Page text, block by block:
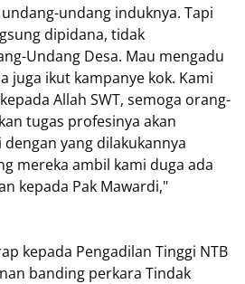
undang induknya. Tapi
dipidana, tidak
Undang Desa. Mau mengadu
juga ikut kampanye kok. Kami
Allah SWT, semoga orang-
tugas profesinya akan
yang dilakukannya
mereka ambil kami duga ada
kepada Pak Mawardi,"
kepada Pengadilan Tinggi NTB
banding perkara Tindak